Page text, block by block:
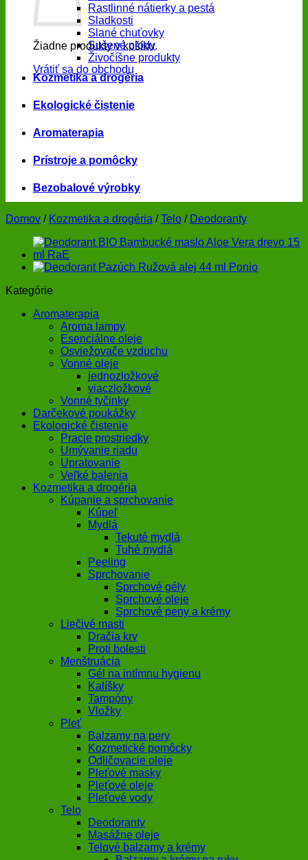
Žiadne produkty v košíku.
Vrátiť sa do obchodu
Rastlinné nátierky a pestá
Sladkosti
Slané chuťovky
Sušené plody
Živočíšne produkty
Kozmetika a drogéria
Ekologické čistenie
Aromaterapia
Prístroje a pomôcky
Bezobalové výrobky
Domov / Kozmetika a drogéria / Telo / Deodoranty
Kategórie
Aromaterapia
Aroma lampy
Esenciálne oleje
Osviežovače vzduchu
Vonné oleje
jednozložkové
viaczložkové
Vonné tyčinky
Darčekové poukážky
Ekologické čistenie
Pracie prostriedky
Umývanie riadu
Upratovanie
Veľké balenia
Kozmetika a drogéria
Kúpanie a sprchovanie
Kúpeľ
Mydlá
Tekuté mydlá
Tuhé mydlá
Peeling
Sprchovanie
Sprchové gély
Sprchové oleje
Sprchové peny a krémy
Liečivé masti
Dračia krv
Proti bolesti
Menštruácia
Gél na intímnu hygienu
Kalíšky
Tampóny
Vložky
Pleť
Balzamy na pery
Kozmetické pomôcky
Odličovacie oleje
Pleťové masky
Pleťové oleje
Pleťové vody
Telo
Deodoranty
Masážne oleje
Telové balzamy a krémy